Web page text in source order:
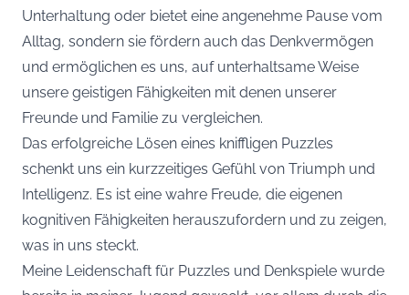
Unterhaltung oder bietet eine angenehme Pause vom
Alltag, sondern sie fördern auch das Denkvermögen
und ermöglichen es uns, auf unterhaltsame Weise
unsere geistigen Fähigkeiten mit denen unserer
Freunde und Familie zu vergleichen.
Das erfolgreiche Lösen eines kniffligen Puzzles
schenkt uns ein kurzzeitiges Gefühl von Triumph und
Intelligenz. Es ist eine wahre Freude, die eigenen
kognitiven Fähigkeiten herauszufordern und zu zeigen,
was in uns steckt.
Meine Leidenschaft für Puzzles und Denkspiele wurde